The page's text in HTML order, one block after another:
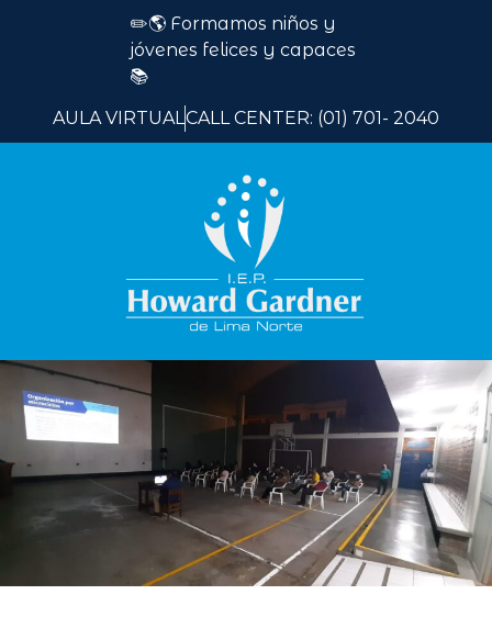
✏️🌎 Formamos niños y
jóvenes felices y capaces
📚
AULA VIRTUALCALL CENTER: (01) 701- 2040